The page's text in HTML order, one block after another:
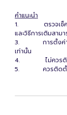
คำแนะนำ
1. ตรวจเช็คแร
และวิธีการเติมสาม
3. การตั้งค่าแรง
เท่านั้น
4. ไม่ควรติด
5. ควรติดตั้งปั๊ม